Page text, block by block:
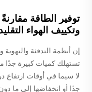
توفير الطاقة مقارنةً
وتكييف الهواء
إن أنظمة التدفئة والتهوية
تستهلك كميات كبيرة جدًا
لا سيما في أوقات ارتفاع
جدًا أو انخفاضها إلى ما